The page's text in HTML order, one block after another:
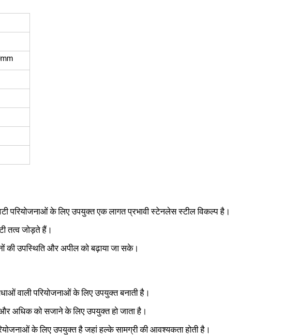
परियोजनाओं के लिए उपयुक्त एक लागत प्रभावी स्टेनलेस स्टील विकल्प है।
तत्व जोड़ते हैं।
की उपस्थिति और अपील को बढ़ाया जा सके।
वाली परियोजनाओं के लिए उपयुक्त बनाती है।
और अधिक को सजाने के लिए उपयुक्त हो जाता है।
के लिए उपयुक्त है जहां हल्के सामग्री की आवश्यकता होती है।